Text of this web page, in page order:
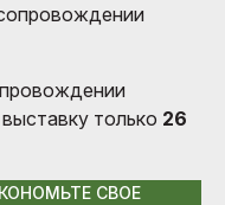
только 26
СВОЕ